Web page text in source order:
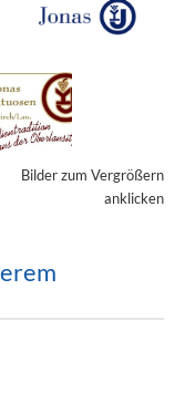
Bilder zum Vergrößern
anklicken